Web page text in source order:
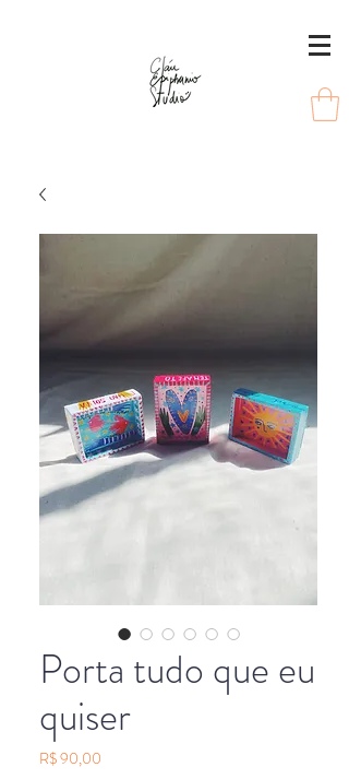
Porta tudo que eu
quiser
R$ 90,00